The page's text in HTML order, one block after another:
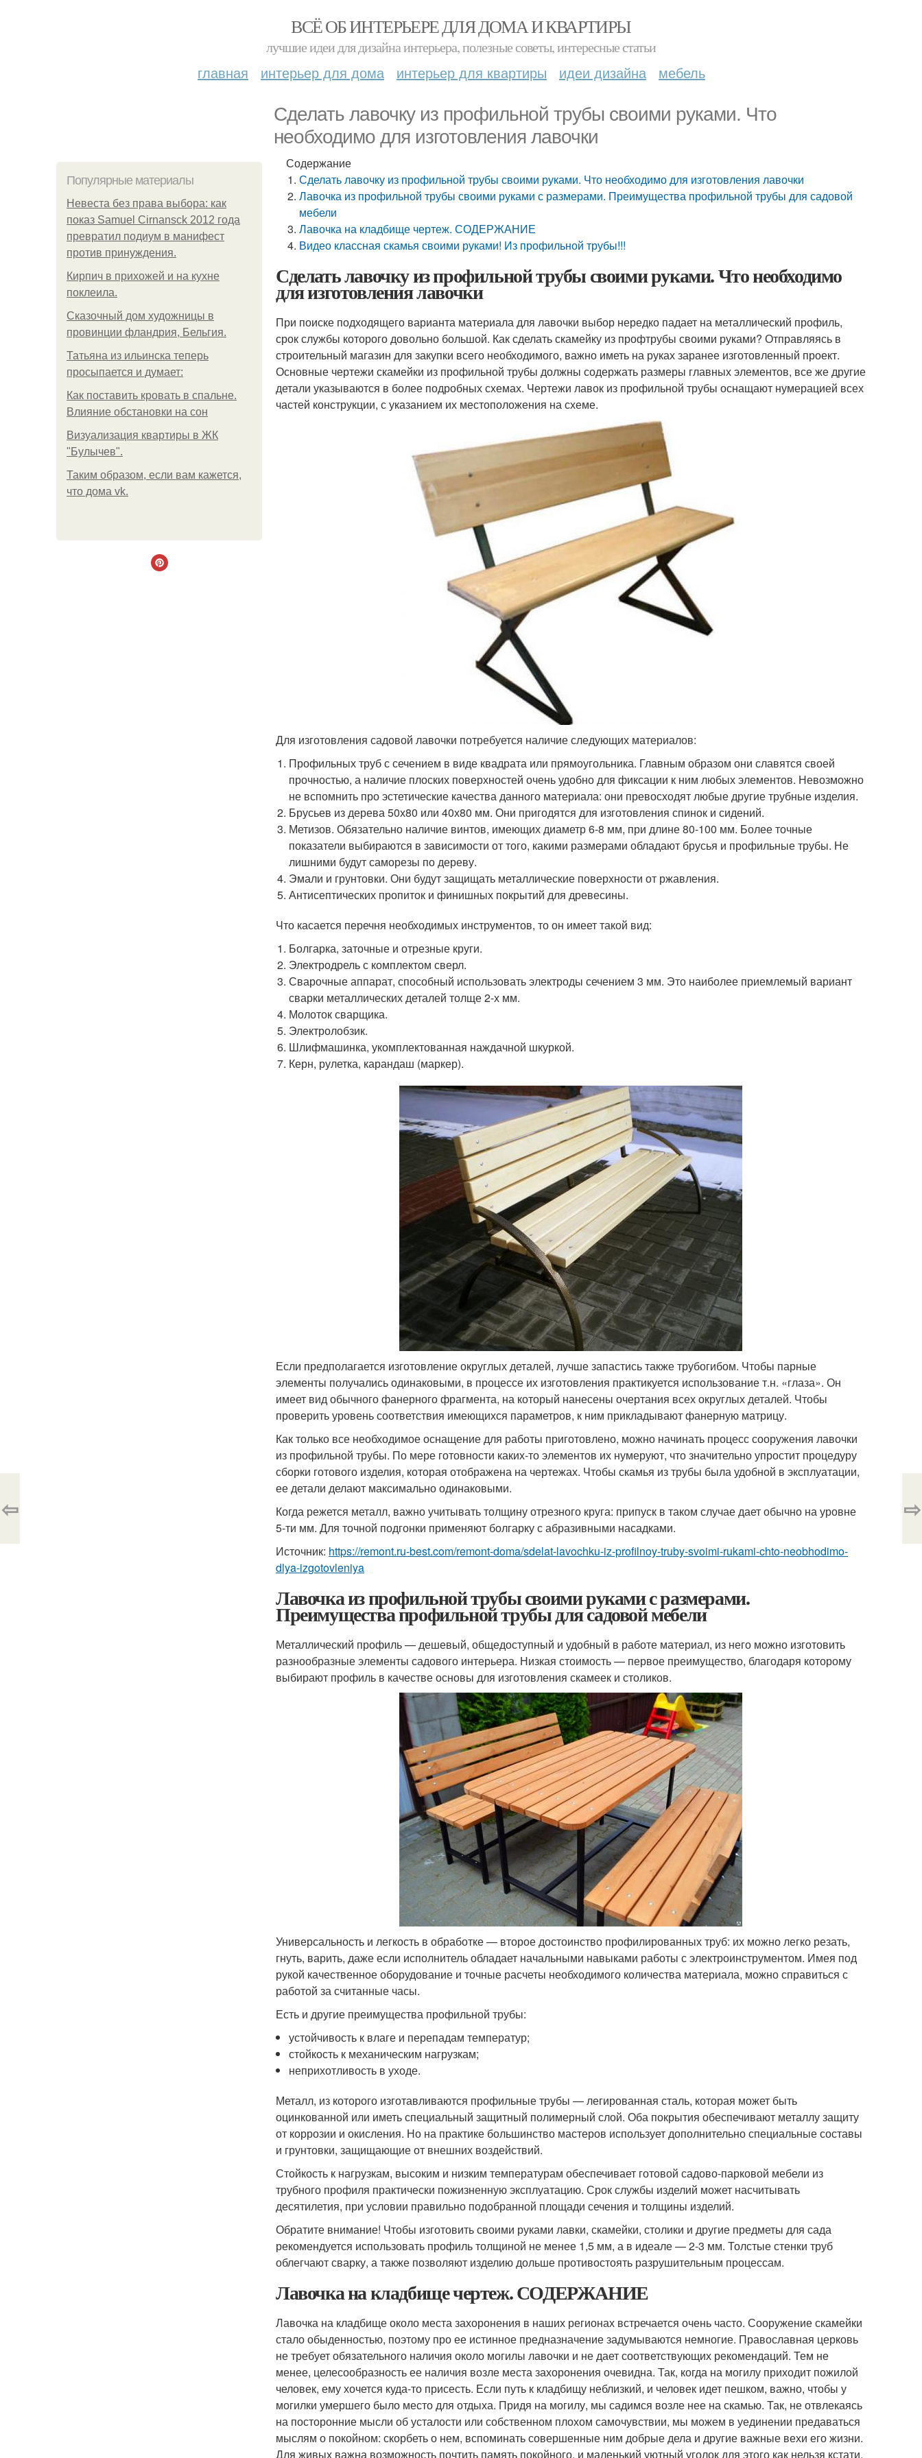
ВСЁ ОБ ИНТЕРЬЕРЕ ДЛЯ ДОМА И КВАРТИРЫ
лучшие идеи для дизайна интерьера, полезные советы, интересные статьи
главная интерьер для дома интерьер для квартиры идеи дизайна мебель
Сделать лавочку из профильной трубы своими руками. Что
необходимо для изготовления лавочки
Популярные материалы
Невеста без права выбора: как
показ Samuel Cirnansck 2012 года
превратил подиум в манифест
против принуждения.
Кирпич в прихожей и на кухне
поклеила.
Сказочный дом художницы в
провинции фландрия, Бельгия.
Татьяна из ильинска теперь
просыпается и думает:
Как поставить кровать в спальне.
Влияние обстановки на сон
Визуализация квартиры в ЖК
"Булычев".
Таким образом, если вам кажется,
что дома vk.
Содержание
Сделать лавочку из профильной трубы своими руками. Что необходимо для изготовления лавочки
Лавочка из профильной трубы своими руками с размерами. Преимущества профильной трубы для садовой
мебели
Лавочка на кладбище чертеж. СОДЕРЖАНИЕ
Видео классная скамья своими руками! Из профильной трубы!!!
Сделать лавочку из профильной трубы своими руками. Что необходимо
для изготовления лавочки
При поиске подходящего варианта материала для лавочки выбор нередко падает на металлический профиль,
срок службы которого довольно большой. Как сделать скамейку из профтрубы своими руками? Отправляясь в
строительный магазин для закупки всего необходимого, важно иметь на руках заранее изготовленный проект.
Основные чертежи скамейки из профильной трубы должны содержать размеры главных элементов, все же другие
детали указываются в более подробных схемах. Чертежи лавок из профильной трубы оснащают нумерацией всех
частей конструкции, с указанием их местоположения на схеме.
Для изготовления садовой лавочки потребуется наличие следующих материалов:
Профильных труб с сечением в виде квадрата или прямоугольника. Главным образом они славятся своей
прочностью, а наличие плоских поверхностей очень удобно для фиксации к ним любых элементов. Невозможно
не вспомнить про эстетические качества данного материала: они превосходят любые другие трубные изделия.
Брусьев из дерева 50х80 или 40х80 мм. Они пригодятся для изготовления спинок и сидений.
Метизов. Обязательно наличие винтов, имеющих диаметр 6-8 мм, при длине 80-100 мм. Более точные
показатели выбираются в зависимости от того, какими размерами обладают брусья и профильные трубы. Не
лишними будут саморезы по дереву.
Эмали и грунтовки. Они будут защищать металлические поверхности от ржавления.
Антисептических пропиток и финишных покрытий для древесины.
Что касается перечня необходимых инструментов, то он имеет такой вид:
Болгарка, заточные и отрезные круги.
Электродрель с комплектом сверл.
Сварочные аппарат, способный использовать электроды сечением 3 мм. Это наиболее приемлемый вариант
сварки металлических деталей толще 2-х мм.
Молоток сварщика.
Электролобзик.
Шлифмашинка, укомплектованная наждачной шкуркой.
Керн, рулетка, карандаш (маркер).
Если предполагается изготовление округлых деталей, лучше запастись также трубогибом. Чтобы парные
элементы получались одинаковыми, в процессе их изготовления практикуется использование т.н. «глаза». Он
имеет вид обычного фанерного фрагмента, на который нанесены очертания всех округлых деталей. Чтобы
проверить уровень соответствия имеющихся параметров, к ним прикладывают фанерную матрицу.
Как только все необходимое оснащение для работы приготовлено, можно начинать процесс сооружения лавочки
из профильной трубы. По мере готовности каких-то элементов их нумеруют, что значительно упростит процедуру
сборки готового изделия, которая отображена на чертежах. Чтобы скамья из трубы была удобной в эксплуатации,
ее детали делают максимально одинаковыми.
Когда режется металл, важно учитывать толщину отрезного круга: припуск в таком случае дает обычно на уровне
5-ти мм. Для точной подгонки применяют болгарку с абразивными насадками.
Источник: https://remont.ru-best.com/remont-doma/sdelat-lavochku-iz-profilnoy-truby-svoimi-rukami-chto-neobhodimo-
dlya-izgotovleniya
Лавочка из профильной трубы своими руками с размерами.
Преимущества профильной трубы для садовой мебели
Металлический профиль — дешевый, общедоступный и удобный в работе материал, из него можно изготовить
разнообразные элементы садового интерьера. Низкая стоимость — первое преимущество, благодаря которому
выбирают профиль в качестве основы для изготовления скамеек и столиков.
Универсальность и легкость в обработке — второе достоинство профилированных труб: их можно легко резать,
гнуть, варить, даже если исполнитель обладает начальными навыками работы с электроинструментом. Имея под
рукой качественное оборудование и точные расчеты необходимого количества материала, можно справиться с
работой за считанные часы.
Есть и другие преимущества профильной трубы:
устойчивость к влаге и перепадам температур;
стойкость к механическим нагрузкам;
неприхотливость в уходе.
Металл, из которого изготавливаются профильные трубы — легированная сталь, которая может быть
оцинкованной или иметь специальный защитный полимерный слой. Оба покрытия обеспечивают металлу защиту
от коррозии и окисления. Но на практике большинство мастеров использует дополнительно специальные составы
и грунтовки, защищающие от внешних воздействий.
Стойкость к нагрузкам, высоким и низким температурам обеспечивает готовой садово-парковой мебели из
трубного профиля практически пожизненную эксплуатацию. Срок службы изделий может насчитывать
десятилетия, при условии правильно подобранной площади сечения и толщины изделий.
Обратите внимание! Чтобы изготовить своими руками лавки, скамейки, столики и другие предметы для сада
рекомендуется использовать профиль толщиной не менее 1,5 мм, а в идеале — 2-3 мм. Толстые стенки труб
облегчают сварку, а также позволяют изделию дольше противостоять разрушительным процессам.
Лавочка на кладбище чертеж. СОДЕРЖАНИЕ
Лавочка на кладбище около места захоронения в наших регионах встречается очень часто. Сооружение скамейки
стало обыденностью, поэтому про ее истинное предназначение задумываются немногие. Православная церковь
не требует обязательного наличия около могилы лавочки и не дает соответствующих рекомендаций. Тем не
менее, целесообразность ее наличия возле места захоронения очевидна. Так, когда на могилу приходит пожилой
человек, ему хочется куда-то присесть. Если путь к кладбищу неблизкий, и человек идет пешком, важно, чтобы у
могилки умершего было место для отдыха. Придя на могилу, мы садимся возле нее на скамью. Так, не отвлекаясь
на посторонние мысли об усталости или собственном плохом самочувствии, мы можем в уединении предаваться
мыслям о покойном: скорбеть о нем, вспоминать совершенные ним добрые дела и другие важные вехи его жизни.
Для живых важна возможность почтить память покойного, и маленький уютный уголок для этого как нельзя кстати.
⇦ ⇨